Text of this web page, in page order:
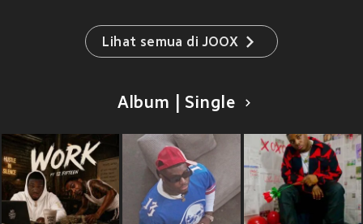
Lihat semua di JOOX
Album | Single